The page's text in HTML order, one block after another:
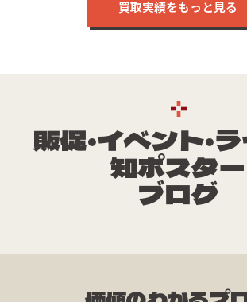
買取実績をもっと見る
販促・イベント・
知ポスター
ブログ